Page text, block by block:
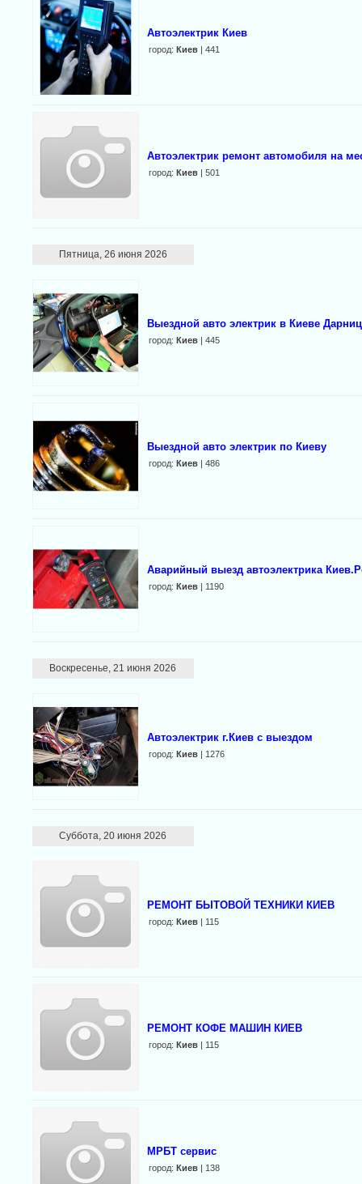
Автоэлектрик Киев
город: Киев | 441
Автоэлектрик ремонт автомобиля на
город: Киев | 501
Пятница, 26 июня 2026
Выездной авто электрик в Киеве
город: Киев | 445
Выездной авто электрик по Киеву
город: Киев | 486
Аварийный выезд автоэлектрика
город: Киев | 1190
Воскресенье, 21 июня 2026
Автоэлектрик г.Киев с выездом
город: Киев | 1276
Суббота, 20 июня 2026
РЕМОНТ БЫТОВОЙ ТЕХНИКИ КИЕВ
город: Киев | 115
РЕМОНТ КОФЕ МАШИН КИЕВ
город: Киев | 115
МРБТ сервис
город: Киев | 138